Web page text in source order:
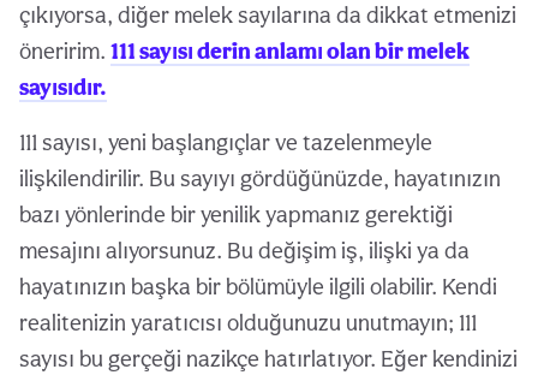
çıkıyorsa, diğer melek sayılarına da dikkat etmenizi
öneririm. 111 sayısı derin anlamı olan bir melek
sayısıdır.
111 sayısı, yeni başlangıçlar ve tazelenmeyle
ilişkilendirilir. Bu sayıyı gördüğünüzde, hayatınızın
bazı yönlerinde bir yenilik yapmanız gerektiği
mesajını alıyorsunuz. Bu değişim iş, ilişki ya da
hayatınızın başka bir bölümüyle ilgili olabilir. Kendi
realitenizin yaratıcısı olduğunuzu unutmayın; 111
sayısı bu gerçeği nazikçe hatırlatıyor. Eğer kendinizi